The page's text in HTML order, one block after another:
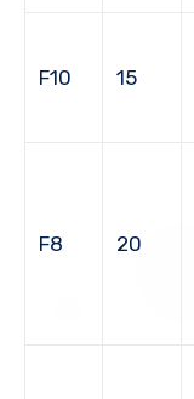
F10 15
F8 20